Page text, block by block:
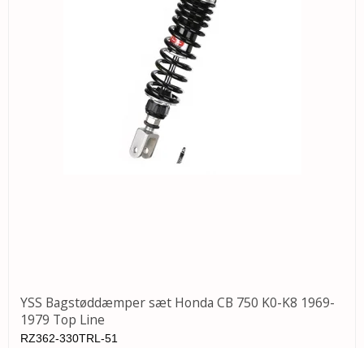
YSS Bagstøddæmper sæt Honda CB 750 K0-K8 1969-
1979 Top Line
RZ362-330TRL-51